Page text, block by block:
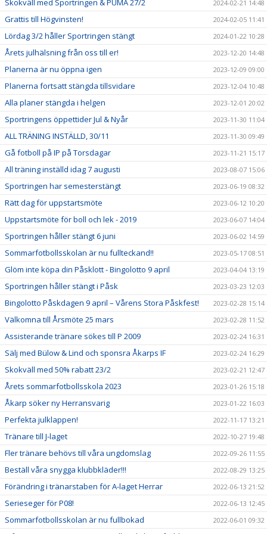
Skokväll med Sportringen & PUMA 27/2 2024-02-21 14:48
Grattis till Högvinsten! 2024-02-05 11:41
Lördag 3/2 håller Sportringen stängt 2024-01-22 10:28
Årets julhälsning från oss till er! 2023-12-20 14:48
Planerna är nu öppna igen 2023-12-09 09:00
Planerna fortsatt stängda tillsvidare 2023-12-04 10:48
Alla planer stängda i helgen 2023-12-01 20:02
Sportringens öppettider Jul & Nyår 2023-11-30 11:04
ALL TRÄNING INSTÄLLD, 30/11 2023-11-30 09:49
Gå fotboll på IP på Torsdagar 2023-11-21 15:17
All träning inställd idag 7 augusti 2023-08-07 15:06
Sportringen har semesterstängt 2023-06-19 08:32
Rätt dag för uppstartsmöte 2023-06-12 10:20
Uppstartsmöte för boll och lek - 2019 2023-06-07 14:04
Sportringen håller stängt 6 juni 2023-06-02 14:59
Sommarfotbollsskolan är nu fullteckand!! 2023-05-17 08:51
Glöm inte köpa din Påsklott - Bingolotto 9 april 2023-04-04 13:19
Sportringen håller stängt i Påsk 2023-03-23 12:03
Bingolotto Påskdagen 9 april – Vårens Stora Påskfest! 2023-02-28 15:14
Välkomna till Årsmöte 25 mars 2023-02-28 11:52
Assisterande tränare sökes till P 2009 2023-02-24 16:31
Sälj med Bülow & Lind och sponsra Åkarps IF 2023-02-24 16:29
Skokväll med 50% rabatt 23/2 2023-02-21 12:47
Årets sommarfotbollsskola 2023 2023-01-26 15:18
Åkarp söker ny Herransvarig 2023-01-22 16:03
Perfekta julklappen! 2022-11-17 13:21
Tränare till J-laget 2022-10-27 19:48
Fler tränare behövs till våra ungdomslag 2022-09-26 11:55
Beställ våra snygga klubbkläder!!! 2022-08-29 13:25
Förändring i tränarstaben för A-laget Herrar 2022-06-13 21:52
Serieseger för P08! 2022-06-13 12:45
Sommarfotbollsskolan är nu fullbokad 2022-06-01 09:32